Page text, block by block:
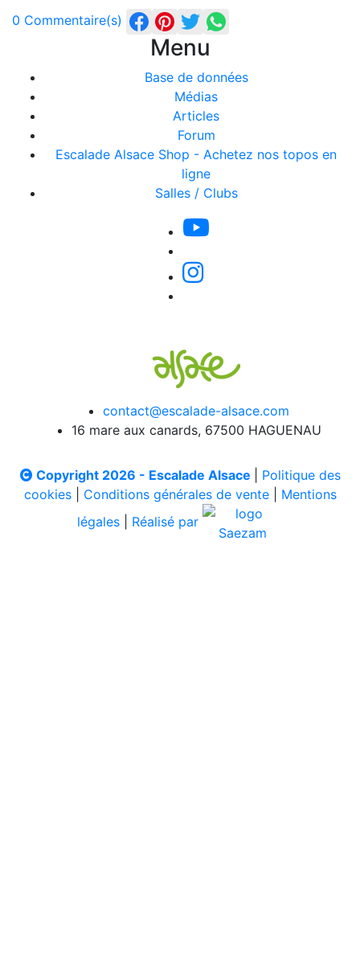
0 Commentaire(s)
Menu
Base de données
Médias
Articles
Forum
Escalade Alsace Shop - Achetez nos topos en
ligne
Salles / Clubs
contact@escalade-alsace.com
16 mare aux canards, 67500 HAGUENAU
Copyright 2026 - Escalade Alsace
Politique des
cookies| Conditions générales de vente| Mentions
légales
Réalisé par